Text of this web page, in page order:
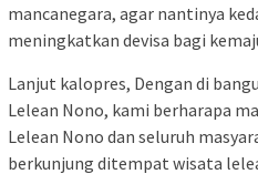
mancanegara, agar nantinya
meningkatkan devisa bagi
Lanjut kalopres, Dengan di
Lelean Nono, kami berharapa
Lelean Nono dan seluruh
berkunjung ditempat wisata